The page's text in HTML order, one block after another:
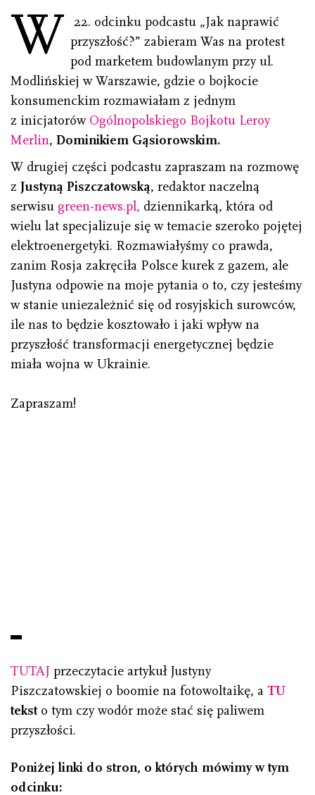
W
22. odcinku podcastu „Jak naprawić
przyszłość?” zabieram Was na protest
pod marketem budowlanym przy ul.
Modlińskiej w Warszawie, gdzie o bojkocie
konsumenckim rozmawiałam z jednym
z inicjatorów Ogólnopolskiego Bojkotu Leroy
Merlin, Dominikiem Gąsiorowskim.
W drugiej części podcastu zapraszam na rozmowę
z Justyną Piszczatowską, redaktor naczelną
serwisu green-news.pl, dziennikarką, która od
wielu lat specjalizuje się w temacie szeroko pojętej
elektroenergetyki. Rozmawiałyśmy co prawda,
zanim Rosja zakręciła Polsce kurek z gazem, ale
Justyna odpowie na moje pytania o to, czy jesteśmy
w stanie uniezależnić się od rosyjskich surowców,
ile nas to będzie kosztowało i jaki wpływ na
przyszłość transformacji energetycznej będzie
miała wojna w Ukrainie.
Zapraszam!
TUTAJ przeczytacie artykuł Justyny
Piszczatowskiej o boomie na fotowoltaikę, a TU
tekst o tym czy wodór może stać się paliwem
przyszłości.
Poniżej linki do stron, o których mówimy w tym
odcinku: